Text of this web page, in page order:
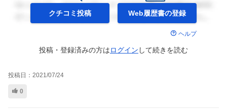
クチコミ投稿 Web履歴書の登録
ヘルプ
投稿・登録済みの方はログイン して続きを読む
投稿日： 2021/07/24
0